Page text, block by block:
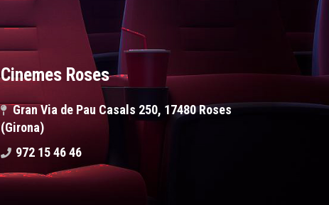
Cinemes Roses
Gran Via de Pau Casals 250, 17480 Roses
(Girona)
972 15 46 46